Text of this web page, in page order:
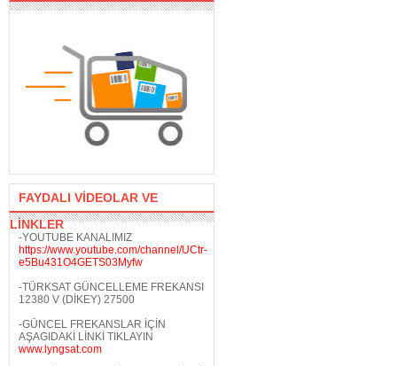
FAYDALI VİDEOLAR VE
LİNKLER
-YOUTUBE KANALIMIZ
https://www.youtube.com/channel/UCtr-
e5Bu431O4GETS03Myfw
-TÜRKSAT GÜNCELLEME FREKANSI
12380 V (DİKEY) 27500
-GÜNCEL FREKANSLAR İÇİN
AŞAGIDAKİ LİNKİ TIKLAYIN
www.lyngsat.com